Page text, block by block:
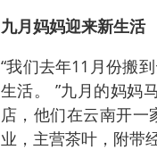
九月妈妈迎来新生活
“我们去年11月份搬
生活。 ”九月的妈妈
店，他们在云南开一
业，主营茶叶，附带